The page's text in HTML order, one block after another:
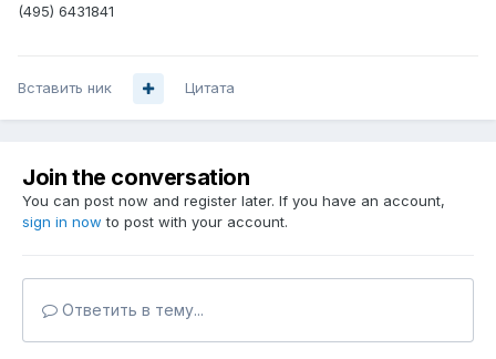
(495) 6431841
Вставить ник Цитата
Join the conversation
You can post now and register later. If you have an account,
sign in now to post with your account.
Ответить в тему...